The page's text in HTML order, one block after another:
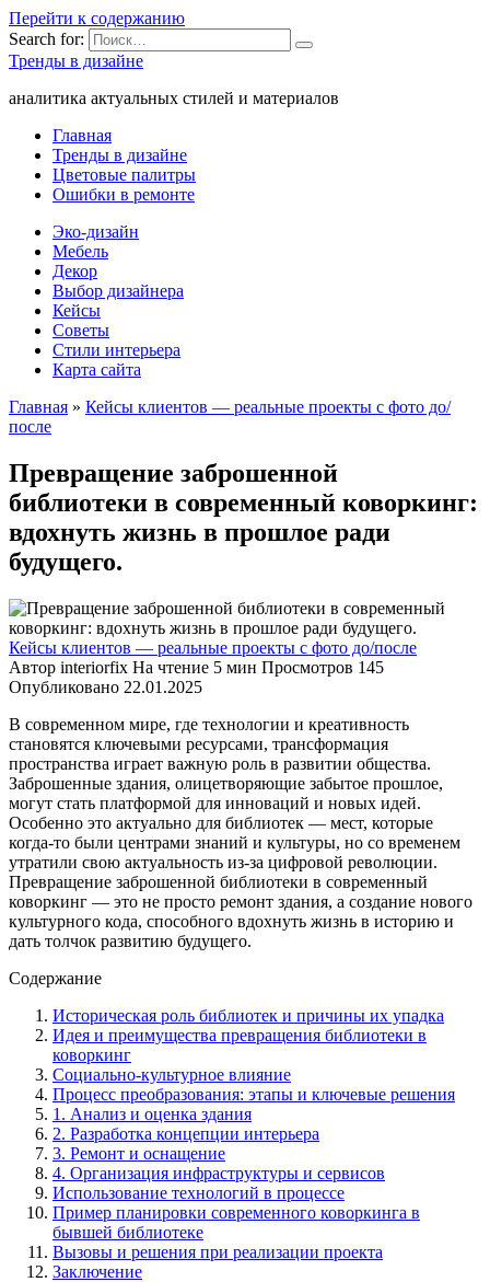
Перейти к содержанию
Search for:
Тренды в дизайне
аналитика актуальных стилей и материалов
Главная
Тренды в дизайне
Цветовые палитры
Ошибки в ремонте
Эко-дизайн
Мебель
Декор
Выбор дизайнера
Кейсы
Советы
Стили интерьера
Карта сайта
Главная » Кейсы клиентов — реальные проекты с фото до/
после
Превращение заброшенной
библиотеки в современный коворкинг:
вдохнуть жизнь в прошлое ради
будущего.
Кейсы клиентов — реальные проекты с фото до/после
Автор interiorfix На чтение 5 мин Просмотров 145
Опубликовано 22.01.2025
В современном мире, где технологии и креативность
становятся ключевыми ресурсами, трансформация
пространства играет важную роль в развитии общества.
Заброшенные здания, олицетворяющие забытое прошлое,
могут стать платформой для инноваций и новых идей.
Особенно это актуально для библиотек — мест, которые
когда-то были центрами знаний и культуры, но со временем
утратили свою актуальность из-за цифровой революции.
Превращение заброшенной библиотеки в современный
коворкинг — это не просто ремонт здания, а создание нового
культурного кода, способного вдохнуть жизнь в историю и
дать толчок развитию будущего.
Содержание
Историческая роль библиотек и причины их упадка
Идея и преимущества превращения библиотеки в
коворкинг
Социально-культурное влияние
Процесс преобразования: этапы и ключевые решения
1. Анализ и оценка здания
2. Разработка концепции интерьера
3. Ремонт и оснащение
4. Организация инфраструктуры и сервисов
Использование технологий в процессе
Пример планировки современного коворкинга в
бывшей библиотеке
Вызовы и решения при реализации проекта
Заключение